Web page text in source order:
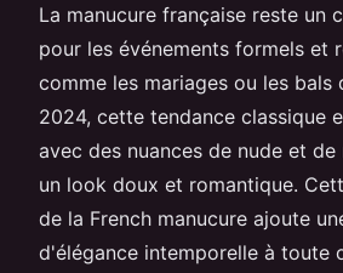
La manucure française reste un
pour les événements formels et
comme les mariages ou les bals
2024, cette tendance classique
avec des nuances de nude et
un look doux et romantique.
de la French manucure ajoute
d'élégance intemporelle à toute